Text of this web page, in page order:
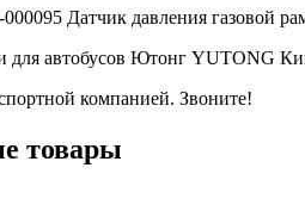
000095 Датчик давления газовой
для автобусов Ютонг YUTONG
компанией. Звоните!
товары